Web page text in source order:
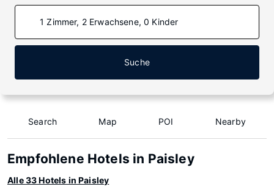
1 Zimmer, 2 Erwachsene, 0 Kinder
Suche
Search Map POI Nearby
Empfohlene Hotels in Paisley
Alle 33 Hotels in Paisley